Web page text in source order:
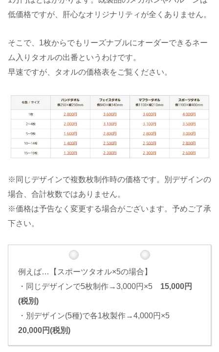
低価格ですが、肝心なオリジナリティが全くありません。
そこで、1枚からでもリーズナブルにオーダーできるネー
ム入りタオルの出番というわけです。
早速ですが、タオルの価格表をご覧ください。
※同じデザインで複数枚制作時の価格です。別デザインの
場合、合計枚数ではありません。
※価格は予告なく変更する場合がございます。予めご了承
下さい。
例えば…【スポーツタオル×5の場合】
・同じデザインで5枚制作→3,000円×5 15,000円
(税別)
・別デザイン(5種)で各1枚製作→4,000円×5
20,000円(税別)